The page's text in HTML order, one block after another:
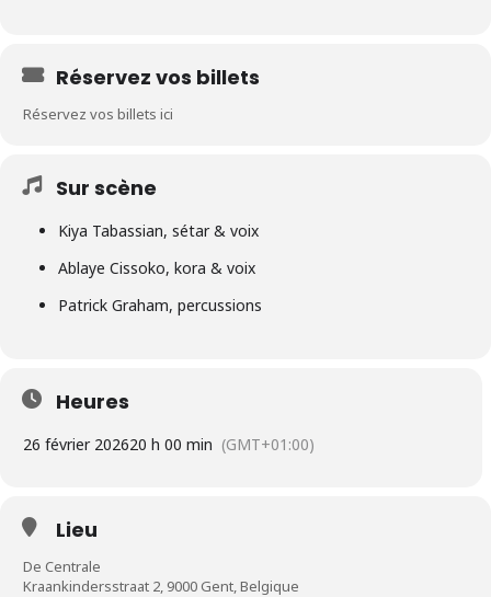
Réservez vos billets
Réservez vos billets ici
Sur scène
Kiya Tabassian, sétar & voix
Ablaye Cissoko, kora & voix
Patrick Graham, percussions
Heures
26 février 202620 h 00 min (GMT+01:00)
Lieu
De Centrale
Kraankindersstraat 2, 9000 Gent, Belgique